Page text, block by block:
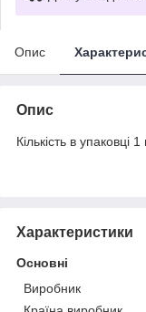
Опис
Опис
Кількість в упаковці
Характеристики
Основні
Виробник